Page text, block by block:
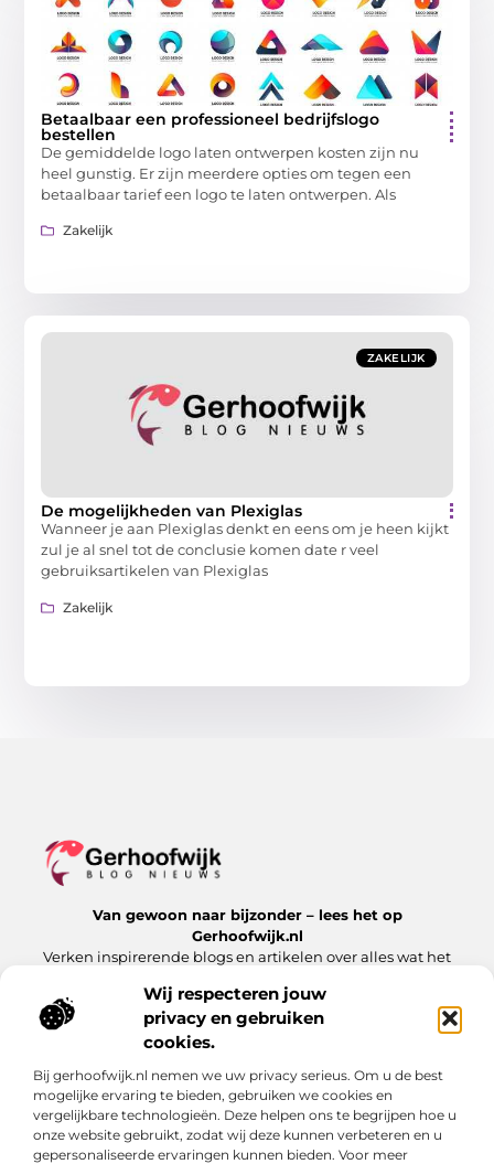
Wij respecteren jouw
privacy en gebruiken
cookies.
Bij gerhoofwijk.nl nemen we uw privacy serieus. Om u de best
mogelijke ervaring te bieden, gebruiken we cookies en
vergelijkbare technologieën. Deze helpen ons te begrijpen hoe u
onze website gebruikt, zodat wij deze kunnen verbeteren en u
gepersonaliseerde ervaringen kunnen bieden. Voor meer
Betaalbaar een professioneel bedrijfslogo
bestellen
De gemiddelde logo laten ontwerpen kosten zijn nu
heel gunstig. Er zijn meerdere opties om tegen een
betaalbaar tarief een logo te laten ontwerpen. Als
Zakelijk
ZAKELIJK
De mogelijkheden van Plexiglas
Wanneer je aan Plexiglas denkt en eens om je heen kijkt
zul je al snel tot de conclusie komen date r veel
gebruiksartikelen van Plexiglas
Zakelijk
Van gewoon naar bijzonder – lees het op
Gerhoofwijk.nl
Verken inspirerende blogs en artikelen over alles wat het
Bericht categorie
Onze informatie